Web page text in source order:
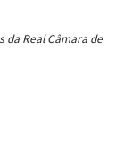
Real Câmara de